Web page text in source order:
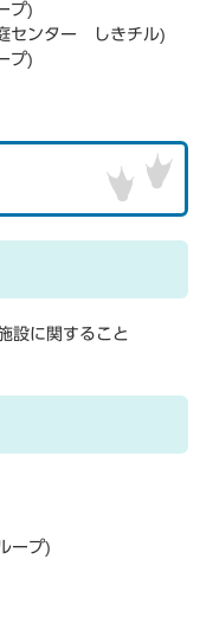
プ
センター しきチル
プ
設に関すること
ープ